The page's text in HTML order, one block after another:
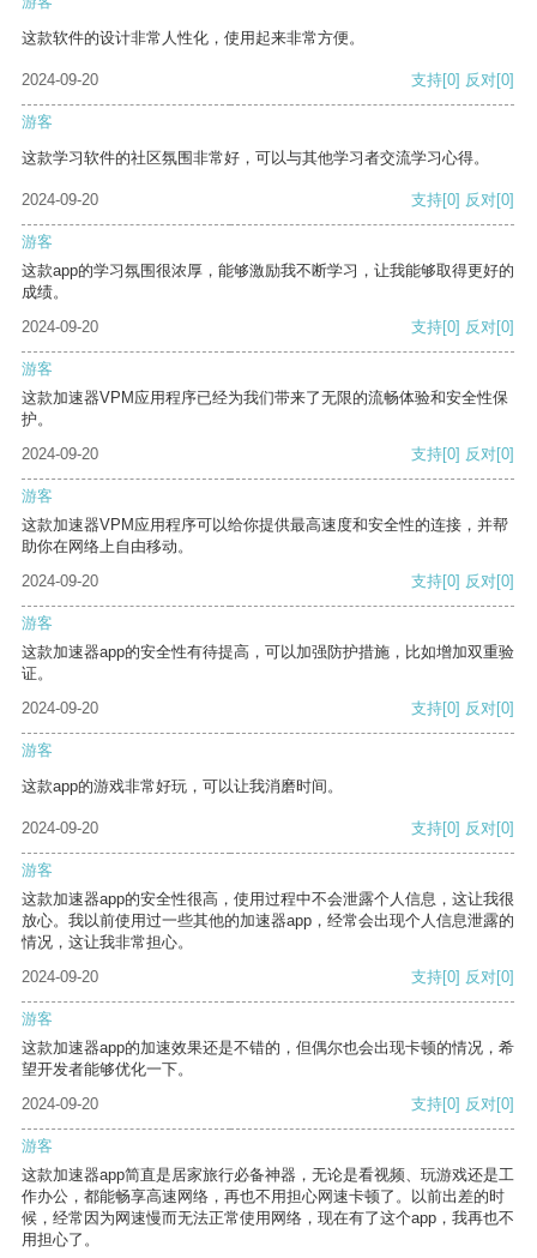
这款软件的设计非常人性化，使用起来非常方便。
2024-09-20 支持[0] 反对[0]
游客
这款学习软件的社区氛围非常好，可以与其他学习者交流学习心得。
2024-09-20 支持[0] 反对[0]
游客
这款app的学习氛围很浓厚，能够激励我不断学习，让我能够取得更好的
成绩。
2024-09-20
支持[0] 反对[0]
游客
这款加速器VPM应用程序已经为我们带来了无限的流畅体验和安全性保
护。
2024-09-20
支持[0] 反对[0]
游客
这款加速器VPM应用程序可以给你提供最高速度和安全性的连接，并帮
助你在网络上自由移动。
2024-09-20
支持[0] 反对[0]
游客
这款加速器app的安全性有待提高，可以加强防护措施，比如增加双重验
证。
2024-09-20
支持[0] 反对[0]
游客
这款app的游戏非常好玩，可以让我消磨时间。
2024-09-20 支持[0] 反对[0]
游客
这款加速器app的安全性很高，使用过程中不会泄露个人信息，这让我很
放心。我以前使用过一些其他的加速器app，经常会出现个人信息泄露的
情况，这让我非常担心。
2024-09-20
支持[0] 反对[0]
游客
这款加速器app的加速效果还是不错的，但偶尔也会出现卡顿的情况，希
望开发者能够优化一下。
2024-09-20
支持[0] 反对[0]
游客
这款加速器app简直是居家旅行必备神器，无论是看视频、玩游戏还是工
作办公，都能畅享高速网络，再也不用担心网速卡顿了。以前出差的时
候，经常因为网速慢而无法正常使用网络，现在有了这个app，我再也不
用担心了。